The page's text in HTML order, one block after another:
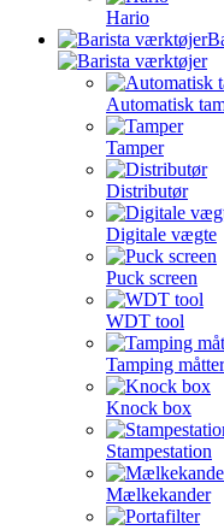
Hario
Automatisk
Tamper
Distributør
Digitale vægte
Puck screen
WDT tool
Tamping måtter
Knock box
Stampestation
Mælkekander